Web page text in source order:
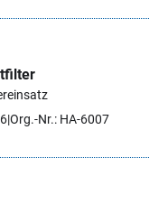
Org.-Nr.: HA-6007